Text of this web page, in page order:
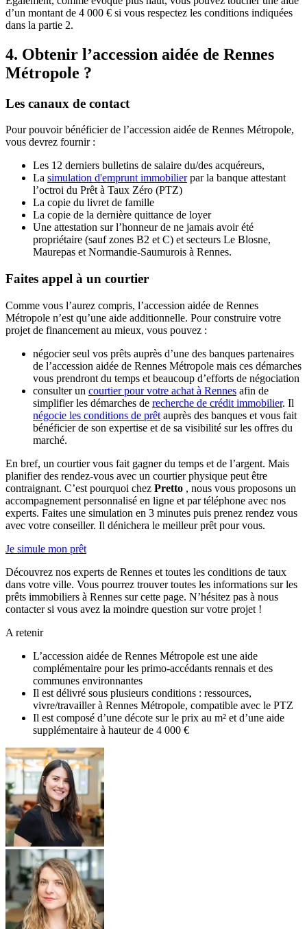
d’un montant de 4 000 € si vous respectez les conditions indiquées
dans la partie 2.
4. Obtenir l’accession aidée de Rennes
Métropole ?
Les canaux de contact
Pour pouvoir bénéficier de l’accession aidée de Rennes Métropole,
vous devrez fournir :
Les 12 derniers bulletins de salaire du/des acquéreurs,
La simulation d'emprunt immobilierpar la banque attestant
l’octroi du Prêt à Taux Zéro (PTZ)
La copie du livret de famille
La copie de la dernière quittance de loyer
Une attestation sur l’honneur de ne jamais avoir été
propriétaire (sauf zones B2 et C) et secteurs Le Blosne,
Maurepas et Normandie-Saumurois à Rennes.
Faites appel à un courtier
Comme vous l’aurez compris, l’accession aidée de Rennes
Métropole n’est qu’une aide additionnelle. Pour construire votre
projet de financement au mieux, vous pouvez :
négocier seul vos prêts auprès d’une des banques partenaires
de l’accession aidée de Rennes Métropole mais ces démarches
vous prendront du temps et beaucoup d’efforts de négociation
consulter un courtier pour votre achat à Rennes afin de
simplifier les démarches de recherche de crédit immobilier. Il
négocie les conditions de prêt auprès des banques et vous fait
bénéficier de son expertise et de sa visibilité sur les offres du
marché.
En bref, un courtier vous fait gagner du temps et de l’argent. Mais
planifier des rendez-vous avec un courtier physique peut être
contraignant. C’est pourquoi chez Pretto , nous vous proposons un
accompagnement personnalisé en ligne et par téléphone avec nos
experts. Faites une simulation en 3 minutes puis prenez rendez vous
avec votre conseiller. Il dénichera le meilleur prêt pour vous.
Je simule mon prêt
Découvrez nos experts de Rennes et toutes les conditions de taux
dans votre ville. Vous pourrez trouver toutes les informations sur les
prêts immobiliers à Rennes sur cette page. N’hésitez pas à nous
contacter si vous avez la moindre question sur votre projet !
A retenir
L’accession aidée de Rennes Métropole est une aide
complémentaire pour les primo-accédants rennais et des
communes environnantes
Il est délivré sous plusieurs conditions : ressources,
vivre/travailler à Rennes Métropole, compatible avec le PTZ
Il est composé d’une décote sur le prix au m² et d’une aide
supplémentaire à hauteur de 4 000 €